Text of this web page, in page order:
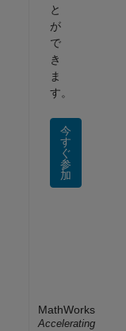
と
が
で
き
ま
す。
今
す
ぐ
参
加
MathWorks
Accelerating